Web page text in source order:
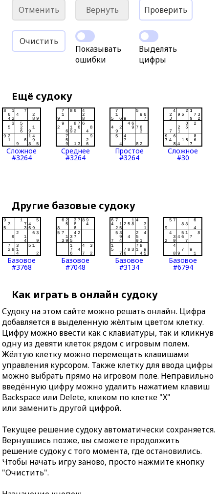
Отменить Вернуть Проверить
Очистить
Показывать
ошибки
Выделять
цифры
Ещё судоку
Сложное
#3264
Среднее
#3264
Простое
#3264
Сложное
#30
Другие базовые судоку
Базовое
#3768
Базовое
#7048
Базовое
#3134
Базовое
#6794
Как играть в онлайн судоку
Судоку на этом сайте можно решать онлайн. Цифра
добавляется в выделенную жёлтым цветом клетку.
Цифру можно ввести как с клавиатуры, так и кликнув
одну из девяти клеток рядом с игровым полем.
Жёлтую клетку можно перемещать клавишами
управления курсором. Также клетку для ввода цифры
можно выбрать прямо на игровом поле. Неправильно
введённую цифру можно удалить нажатием клавиш
Backspace или Delete, кликом по клетке "X"
или заменить другой цифрой.
Текущее решение судоку автоматически сохраняется.
Вернувшись позже, вы сможете продолжить
решение судоку с того момента, где остановились.
Чтобы начать игру заново, просто нажмите кнопку
"Очистить".